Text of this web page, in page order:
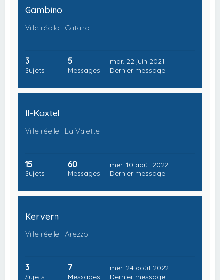
Gambino
Ville réelle : Catane
3
Sujets
5
Messages
mar. 22 juin 2021
Dernier message
Il-Kaxtel
Ville réelle : La Valette
15
Sujets
60
Messages
mer. 10 août 2022
Dernier message
Kervern
Ville réelle : Arezzo
3
Sujets
7
Messages
mer. 24 août 2022
Dernier message